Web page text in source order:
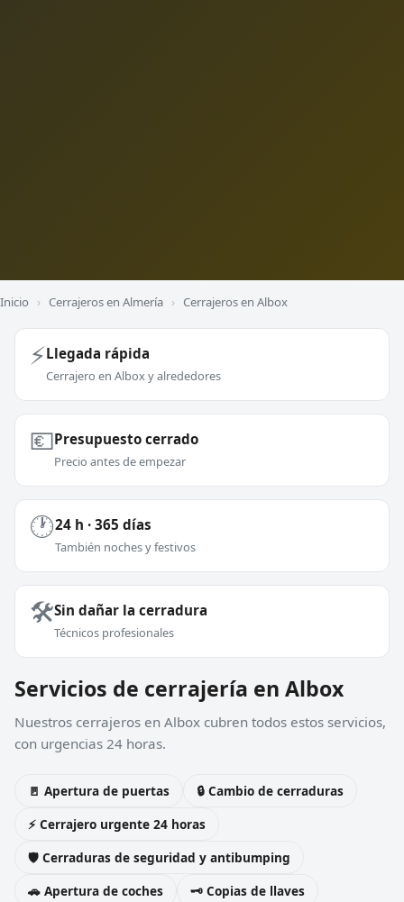
Inicio › Cerrajeros en Almería › Cerrajeros en Albox
⚡Llegada rápida
Cerrajero en Albox y alrededores
💶Presupuesto cerrado
Precio antes de empezar
🕐24 h · 365 días
También noches y festivos
🛠️Sin dañar la cerradura
Técnicos profesionales
Servicios de cerrajería en Albox
Nuestros cerrajeros en Albox cubren todos estos servicios,
con urgencias 24 horas.
🚪 Apertura de puertas
🔒 Cambio de cerraduras
⚡ Cerrajero urgente 24 horas
🛡️ Cerraduras de seguridad y antibumping
🚗 Apertura de coches
🗝️ Copias de llaves